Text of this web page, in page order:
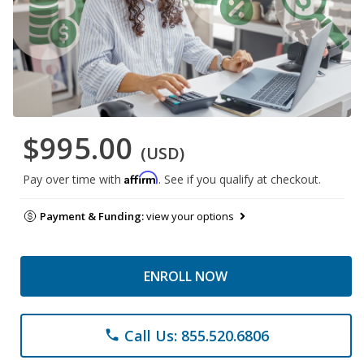
$995.00 (USD)
Pay over time with Affirm. See if you qualify at checkout.
Payment & Funding:view your options
ENROLL NOW
phone Call Us: 855.520.6806